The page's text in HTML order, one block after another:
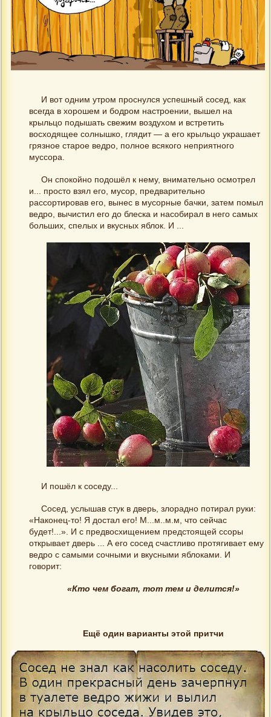
И вот одним утром проснулся успешный сосед, как
всегда в хорошем и бодром настроении, вышел на
крыльцо подышать свежим воздухом и встретить
восходящее солнышко, глядит — а его крыльцо украшает
грязное старое ведро, полное всякого неприятного
муссора.
Он спокойно подошёл к нему, внимательно осмотрел
и... просто взял его, мусор, предварительно
рассортировав его, вынес в мусорные бачки, затем помыл
ведро, вычистил его до блеска и насобирал в него самых
больших, спелых и вкусных яблок. И ...
И пошёл к соседу...
Сосед, услышав стук в дверь, злорадно потирал руки:
«Наконец-то! Я достал его! М...м..м.м, что сейчас
будет!...». И с предвосхищением предстоящей ссоры
открывает дверь ... А его сосед счастливо протягивает ему
ведро с самыми сочными и вкусными яблоками. И
говорит:
«Кто чем богат, тот тем и делится!»
Ещё один варианты этой притчи